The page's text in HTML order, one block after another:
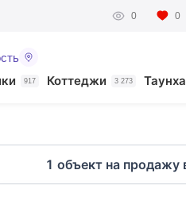
0 0
917 Коттеджи 3 273
1 объект на